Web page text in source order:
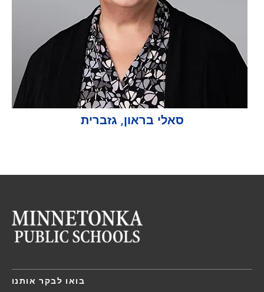
סאלי בראון, גזברית
בואו לבקר אותנו